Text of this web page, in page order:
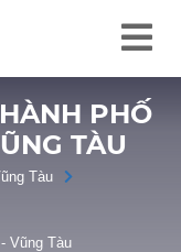
PHỐ
TÀU
Tàu
Vũng Tàu